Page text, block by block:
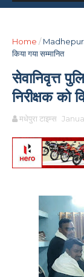
Home /
किया गया सम्मानित
सेवानिवृत्त
निरीक्षक को
मधेपुरा टाइम्स